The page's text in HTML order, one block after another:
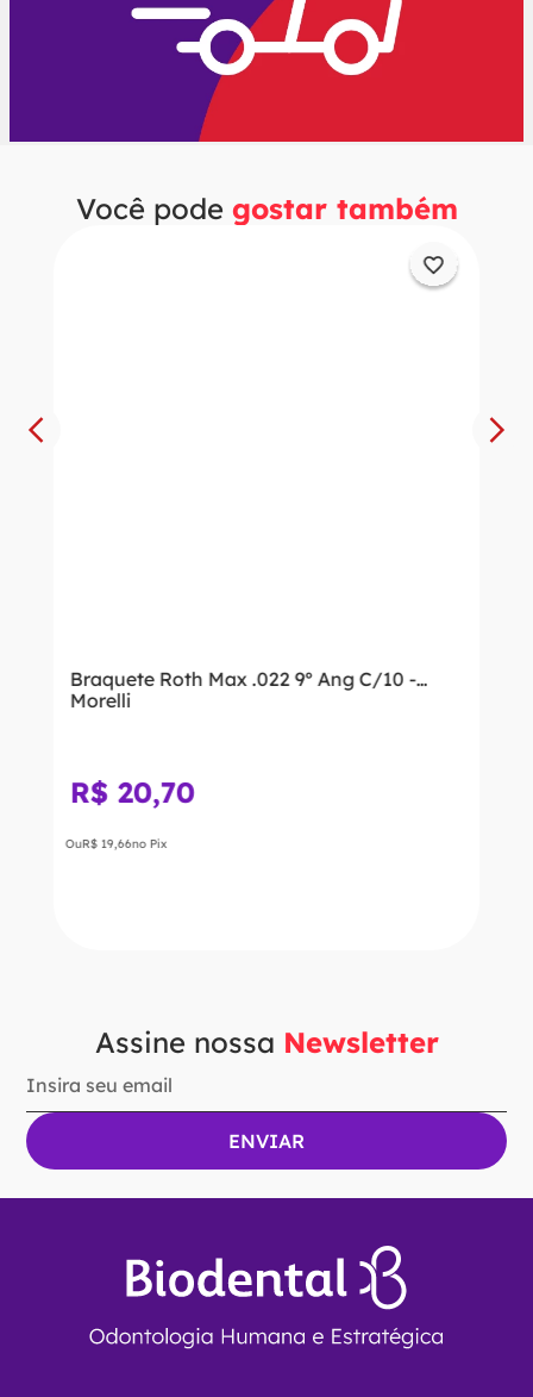
Você pode gostar também
Braquete Roth Max .022 9º Ang C/10 -
Morelli
R$ 20,70
OuR$ 19,66no Pix
Assine nossa Newsletter